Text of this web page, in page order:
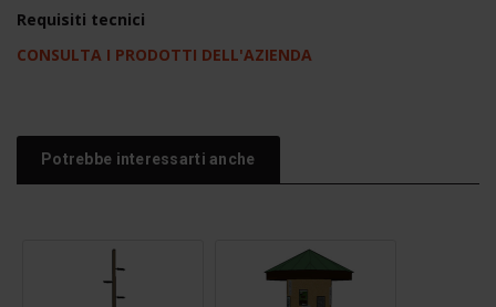
Requisiti tecnici
CONSULTA I PRODOTTI DELL'AZIENDA
Potrebbe interessarti anche